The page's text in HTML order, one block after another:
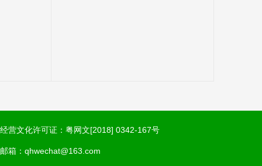
营文化许可证：粤网文[2018] 0342-167号
箱：qhwechat@163.com